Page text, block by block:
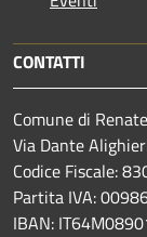
CONTATTI
Comune di Renate
Via Dante
Codice Fiscale:
Partita IVA:
IBAN: